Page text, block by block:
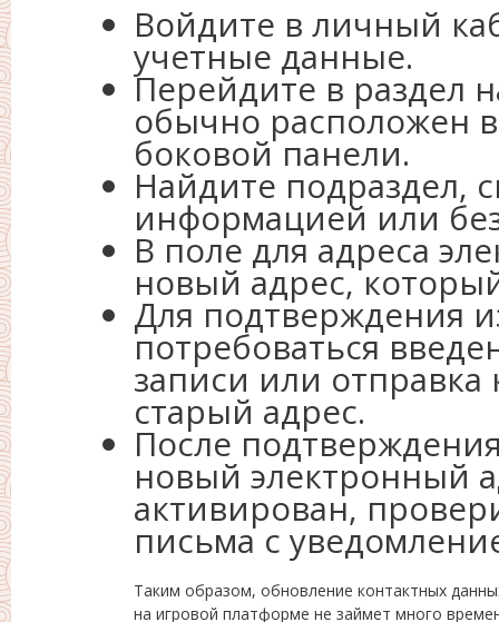
Войдите в личный
учетные данные.
Перейдите в раздел
обычно расположен
боковой панели.
Найдите подраздел,
информацией или
В поле для адреса
новый адрес,
Для подтверждения
потребоваться
записи или
старый адрес.
После
новый электронный
активирован,
письма с
Таким образом, обновление контактных
на игровой платформе не займет много
сервисом, получать актуальную информацию